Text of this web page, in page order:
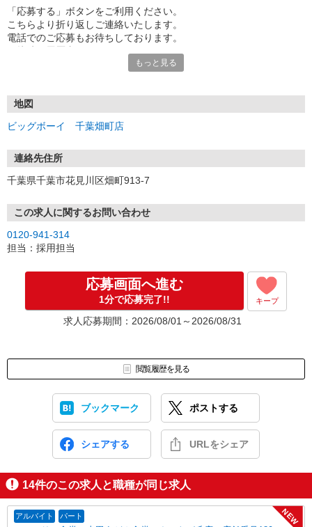
「応募する」ボタンをご利用ください。
こちらより折り返しご連絡いたします。
電話でのご応募もお待ちしております。
もっと見る
地図
ビッグボーイ 千葉畑町店
連絡先住所
千葉県千葉市花見川区畑町913-7
この求人に関するお問い合わせ
0120-941-314
担当：採用担当
応募画面へ進む
1分で応募完了!! キープ
求人応募期間：2026/08/01～2026/08/31
閲覧履歴を見る
ブックマーク ポストする
シェアする URLをシェア
14件のこの求人と職種が同じ求人
アルバイト パート NEW